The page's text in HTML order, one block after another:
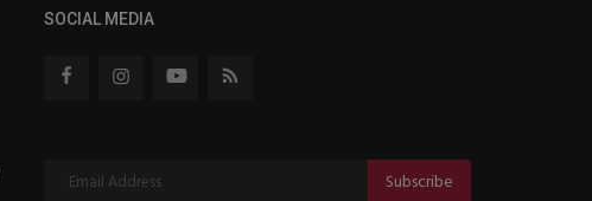
SOCIAL MEDIA
Subscribe